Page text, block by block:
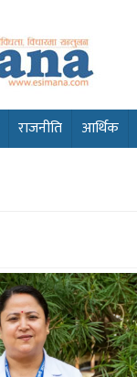
राजनीति आर्थिक